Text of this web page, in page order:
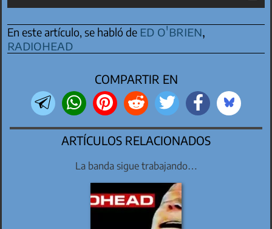
En este artículo, se habló de ed o'brien,
radiohead
COMPARTIR EN
ARTÍCULOS RELACIONADOS
La banda sigue trabajando…